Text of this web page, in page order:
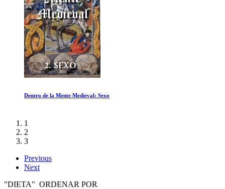
Dentro de la Mente Medieval: Sexo
1
2
3
Previous
Next
"DIETA" ORDENAR POR